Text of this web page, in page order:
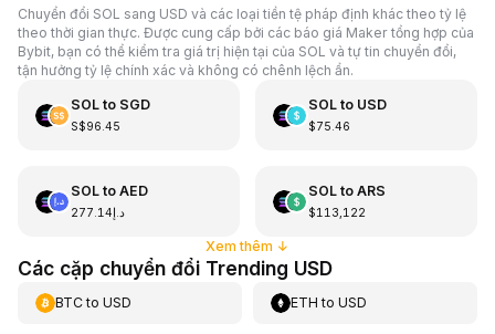
Chuyển đổi SOL sang USD và các loại tiền tệ pháp định khác theo tỷ lệ
theo thời gian thực. Được cung cấp bởi các báo giá Maker tổng hợp của
Bybit, bạn có thể kiểm tra giá trị hiện tại của SOL và tự tin chuyển đổi,
tận hưởng tỷ lệ chính xác và không có chênh lệch ẩn.
SOLto SGD
S$96.45
SOLto USD
$75.46
SOLto AED
د.إ277.14
SOLto ARS
$113,122
Xem thêm ↓
Các cặp chuyển đổi Trending USD
BTCto USD ETH toUSD